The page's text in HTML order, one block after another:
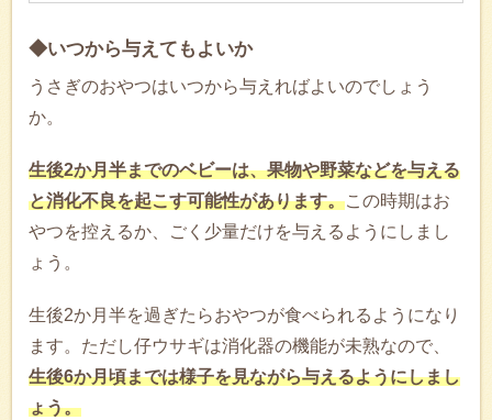
◆いつから与えてもよいか
うさぎのおやつはいつから与えればよいのでしょう
か。
生後2か月半までのベビーは、果物や野菜などを与える
と消化不良を起こす可能性があります。この時期はお
やつを控えるか、ごく少量だけを与えるようにしまし
ょう。
生後2か月半を過ぎたらおやつが食べられるようになり
ます。ただし仔ウサギは消化器の機能が未熟なので、
生後6か月頃までは様子を見ながら与えるようにしまし
ょう。